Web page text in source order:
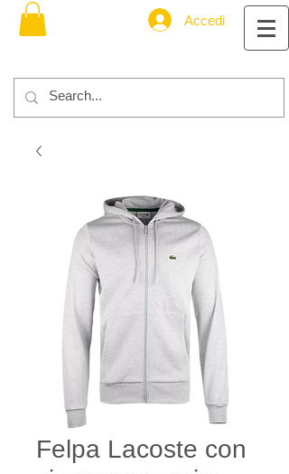
Accedi
Felpa Lacoste con